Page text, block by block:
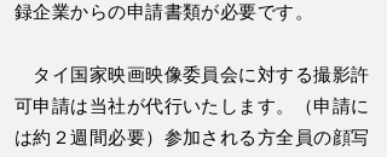
録企業からの申請書類が必要です。
タイ国家映画映像委員会に対する撮影許
可申請は当社が代行いたします。（申請に
は約２週間必要）参加される方全員の顔写